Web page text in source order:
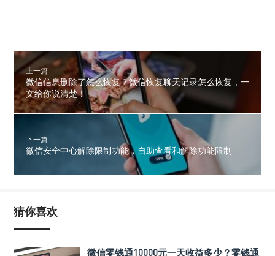
上一篇
微信信息删除了怎么恢复？微信恢复聊天记录怎么恢复，一
文给你说清楚！
下一篇
微信安全中心解除限制功能，自助查看和解除功能限制
猜你喜欢
微信零钱通10000元一天收益多少？零钱通